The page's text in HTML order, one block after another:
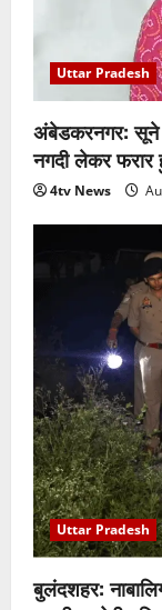
Uttar Pradesh
अंबेडकरनगर: सूने
नगदी लेकर फरार
4tv News
Uttar Pradesh
बुलंदशहर: